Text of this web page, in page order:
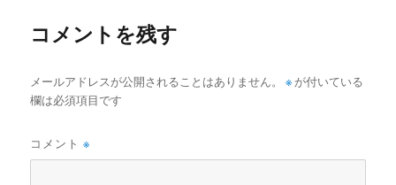
コメントを残す
メールアドレスが公開されることはありません。 ※が付いている
欄は必須項目です
コメント※